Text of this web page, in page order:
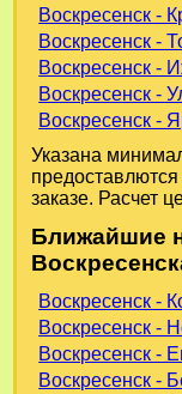
Воскресенск -
Воскресенск -
Воскресенск -
Воскресенск -
Воскресенск -
Указана
заказе. Расчет
Ближайшие
Воскресенск -
Воскресенск -
Воскресенск -
Воскресенск -